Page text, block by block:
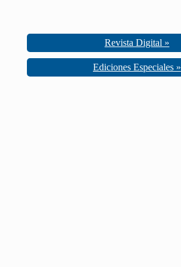
Revista Digital »
Ediciones Especiales »